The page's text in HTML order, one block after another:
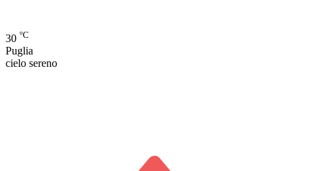
30 °C
Puglia
cielo sereno